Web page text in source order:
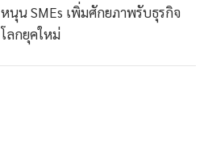
หนุน SMEs เพิ่มศักยภาพรับธุรกิจ
โลกยุคใหม่